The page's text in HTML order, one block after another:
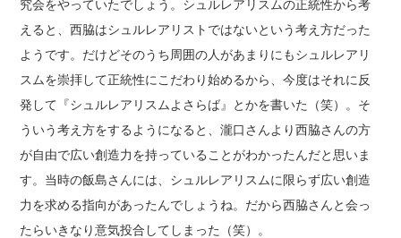
究会をやっていたでしょう。シュルレアリスムの正統性から考
えると、西脇はシュルレアリストではないという考え方だった
ようです。だけどそのうち周囲の人があまりにもシュルレアリ
スムを崇拝して正統性にこだわり始めるから、今度はそれに反
発して『シュルレアリスムよさらば』とかを書いた（笑）。そ
ういう考え方をするようになると、瀧口さんより西脇さんの方
が自由で広い創造力を持っていることがわかったんだと思いま
す。当時の飯島さんには、シュルレアリスムに限らず広い創造
力を求める指向があったんでしょうね。だから西脇さんと会っ
たらいきなり意気投合してしまった（笑）。